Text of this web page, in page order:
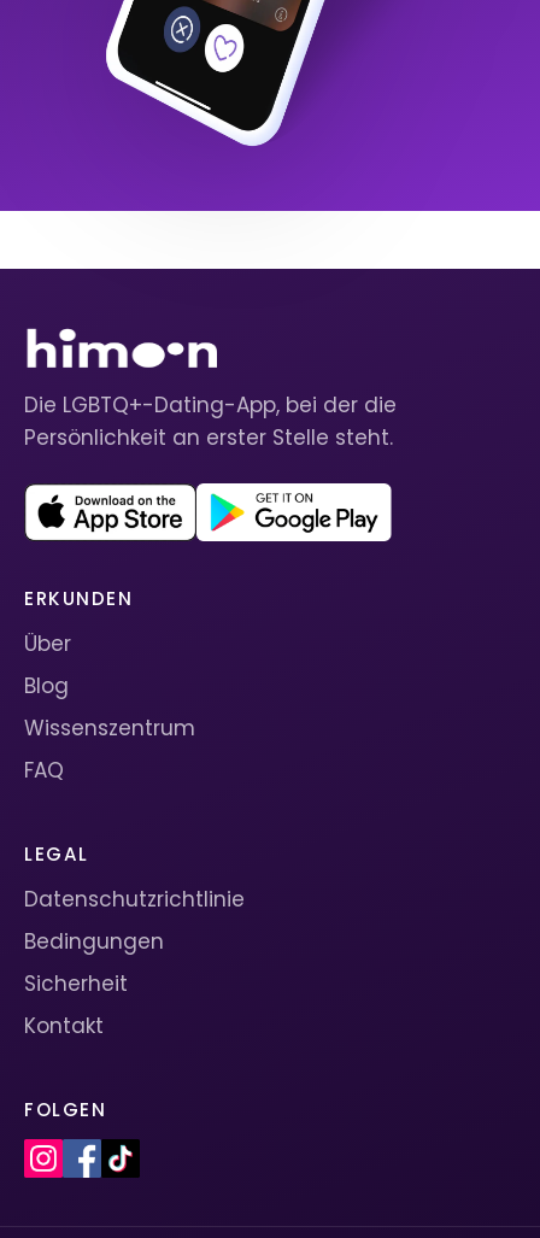
Die LGBTQ+-Dating-App, bei der die
Persönlichkeit an erster Stelle steht.
ERKUNDEN
Über
Blog
Wissenszentrum
FAQ
LEGAL
Datenschutzrichtlinie
Bedingungen
Sicherheit
Kontakt
FOLGEN